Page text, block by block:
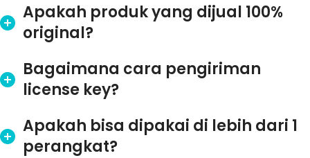
Apakah produk yang dijual 100%
original?
Bagaimana cara pengiriman
license key?
Apakah bisa dipakai di lebih dari 1
perangkat?